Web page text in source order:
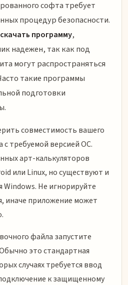
софта требует
процедур безопасности.
скачать программу,
надежен, так как под
могут распространяться
такие программы
подготовки
совместимость вашего
с требуемой версией ОС.
арт-калькуляторов
или Linux, но существуют и
Windows. Не игнорируйте
иначе приложение может
файла запустите
это стандартная
случаях требуется ввод
к защищенному